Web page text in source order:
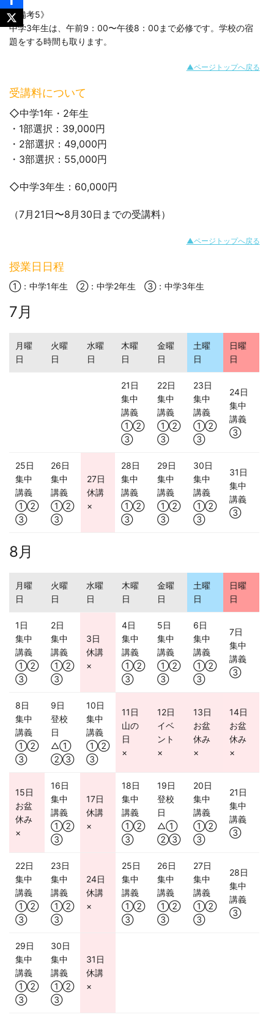
《備考5》
中学3年生は、午前9：00〜午後8：00まで必修です。学校の宿
題をする時間も取ります。
▲ページトップへ戻る
受講料について
◇中学1年・2年生
・1部選択：39,000円
・2部選択：49,000円
・3部選択：55,000円
◇中学3年生：60,000円
（7月21日〜8月30日までの受講料）
▲ページトップへ戻る
授業日日程
①：中学1年生 ②：中学2年生 ③：中学3年生
7月
月曜
日
火曜
日
水曜
日
木曜
日
金曜
日
土曜
日
日曜
日
21日
集中
講義
①②
③
22日
集中
講義
①②
③
23日
集中
講義
①②
③
24日
集中
講義
③
25日
集中
講義
①②
③
26日
集中
講義
①②
③
27日
休講
×
28日
集中
講義
①②
③
29日
集中
講義
①②
③
30日
集中
講義
①②
③
31日
集中
講義
③
8月
月曜
日
火曜
日
水曜
日
木曜
日
金曜
日
土曜
日
日曜
日
1日
集中
講義
①②
③
2日
集中
講義
①②
③
3日
休講
×
4日
集中
講義
①②
③
5日
集中
講義
①②
③
6日
集中
講義
①②
③
7日
集中
講義
③
8日
集中
講義
①②
③
9日
登校
日
△①
②③
10日
集中
講義
①②
③
11日
山の
日
×
12日
イベ
ント
×
13日
お盆
休み
×
14日
お盆
休み
×
15日
お盆
休み
×
16日
集中
講義
①②
③
17日
休講
×
18日
集中
講義
①②
③
19日
登校
日
△①
②③
20日
集中
講義
①②
③
21日
集中
講義
③
22日
集中
講義
①②
③
23日
集中
講義
①②
③
24日
休講
×
25日
集中
講義
①②
③
26日
集中
講義
①②
③
27日
集中
講義
①②
③
28日
集中
講義
③
29日
集中
講義
①②
③
30日
集中
講義
①②
③
31日
休講
×